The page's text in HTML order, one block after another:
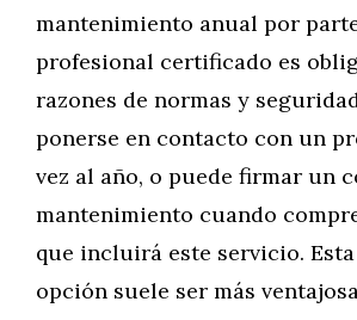
mantenimiento anual por
profesional certificado es
razones de normas y
ponerse en contacto con un
vez al año, o puede firmar un
mantenimiento cuando
que incluirá este servicio.
opción suele ser más